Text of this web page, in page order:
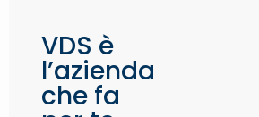
VDS è
l’azienda
che fa